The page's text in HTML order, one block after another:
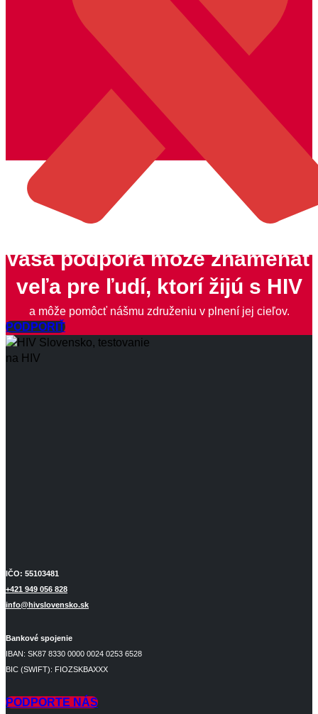
Vaša podpora môže znamenať
veľa pre ľudí, ktorí žijú s HIV
a môže pomôcť nášmu združeniu v plnení jej cieľov.
PODPORIŤ
IČO: 55103481
+421 949 056 828
info@hivslovensko.sk
Bankové spojenie
IBAN: SK87 8330 0000 0024 0253 6528
BIC (SWIFT): FIOZSKBAXXX
PODPORTE NÁS